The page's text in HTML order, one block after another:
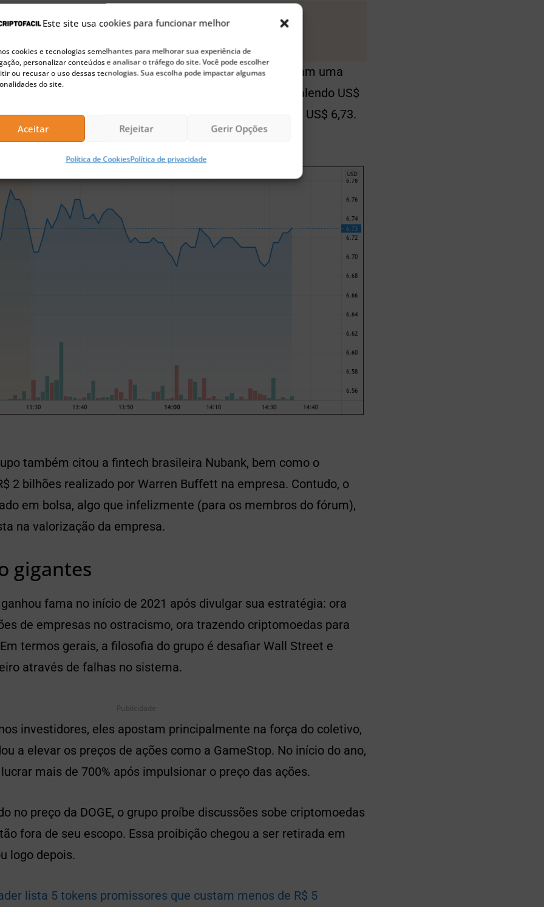
Este site usa cookies para funcionar melhor
cookies e tecnologias semelhantes para melhorar sua experiência de
personalizar conteúdos e analisar o tráfego do site. Você pode escolher
ou recusar o uso dessas tecnologias. Sua escolha pode impactar algumas
do site.
Aceitar Rejeitar Gerir Opções
Política de CookiesPolítica de privacidade
🚀 Buscando a próxima moeda 100x?
acontecia, as ADRs do Itaú Unibanco nos EUA tiveram uma
o pregão da quarta feira com alta de 1,47%, valendo US$
as ações operam em forte alta de 2,91%, cotadas a US$ 6,73.
também citou a fintech brasileira Nubank, bem como o
2 bilhões realizado por Warren Buffett na empresa. Contudo, o
em bolsa, algo que infelizmente (para os membros do fórum),
na valorização da empresa.
gigantes
fama no início de 2021 após divulgar sua estratégia: ora
de empresas no ostracismo, ora trazendo criptomoedas para
termos gerais, a filosofia do grupo é desafiar Wall Street e
através de falhas no sistema.
Publicidade
investidores, eles apostam principalmente na força do coletivo,
a elevar os preços de ações como a GameStop. No início do ano,
mais de 700% após impulsionar o preço das ações.
no preço da DOGE, o grupo proíbe discussões sobe criptomoedas
fora de seu escopo. Essa proibição chegou a ser retirada em
logo depois.
lista 5 tokens promissores que custam menos de R$ 5